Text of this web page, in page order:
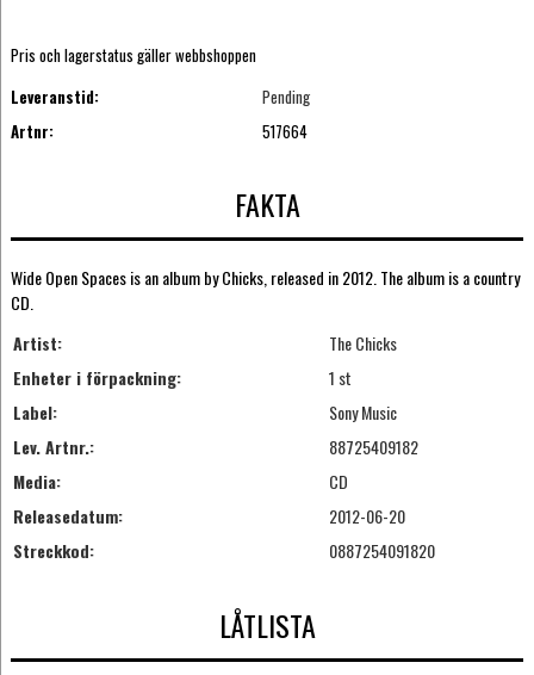
Pris och lagerstatus gäller webbshoppen
Leveranstid:
Pending
Artnr:
517664
FAKTA
Wide Open Spaces is an album by Chicks, released in 2012. The album is a country
CD.
Artist:
The Chicks
Enheter i förpackning:
1 st
Label:
Sony Music
Lev. Artnr.:
88725409182
Media:
CD
Releasedatum:
2012-06-20
Streckkod:
0887254091820
LÅTLISTA